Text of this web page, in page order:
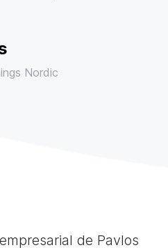
Nordic
de Pavlos